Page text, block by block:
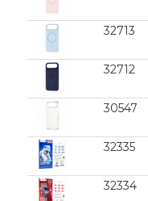
32713
32712
30547
32335
32334